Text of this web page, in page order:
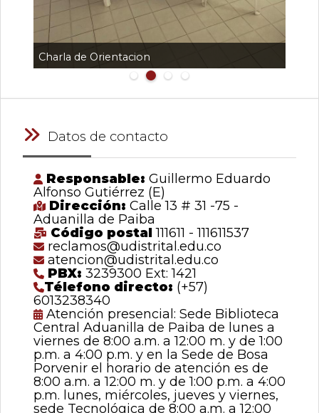
Charla de Orientacion
Datos de contacto
Responsable: Guillermo Eduardo
Alfonso Gutiérrez (E)
Dirección: Calle 13 # 31 -75 -
Aduanilla de Paiba
Código postal111611 - 111611537
reclamos@udistrital.edu.co
atencion@udistrital.edu.co
PBX: 3239300 Ext: 1421
Télefono directo: (+57)
6013238340
Atención presencial: Sede Biblioteca
Central Aduanilla de Paiba de lunes a
viernes de 8:00 a.m. a 12:00 m. y de 1:00
p.m. a 4:00 p.m. y en la Sede de Bosa
Porvenir el horario de atención es de
8:00 a.m. a 12:00 m. y de 1:00 p.m. a 4:00
p.m. lunes, miércoles, jueves y viernes,
sede Tecnológica de 8:00 a.m. a 12:00